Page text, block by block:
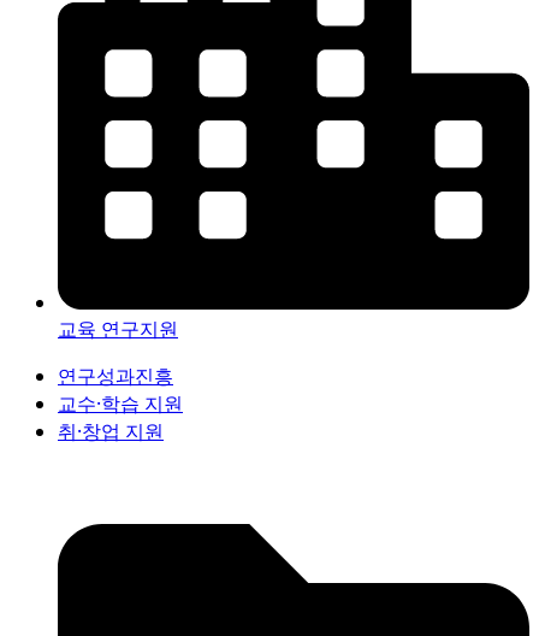
교육 연구지원
연구성과진흥
교수·학습 지원
취·창업 지원